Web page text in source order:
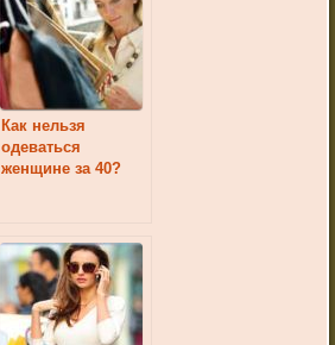
Как нельзя
одеваться
женщине за 40?